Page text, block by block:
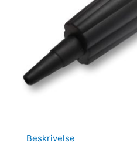
Beskrivelse